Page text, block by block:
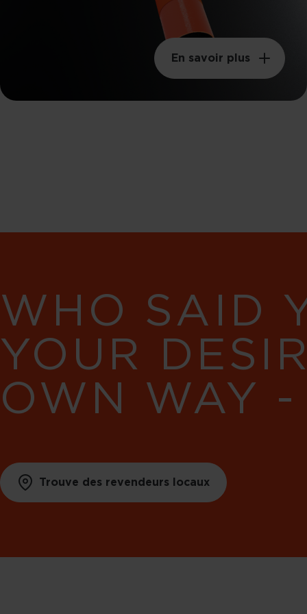
En savoir plus
WHO SAID
YOUR
OWN WAY
Trouve des revendeurs locaux